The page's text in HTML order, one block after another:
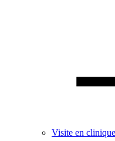
Visite en clinique